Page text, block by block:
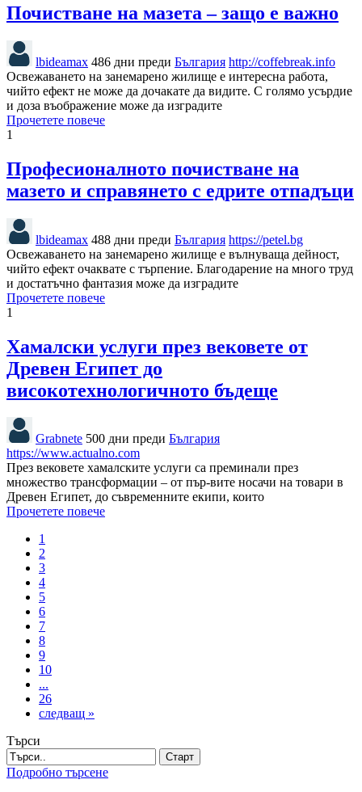
Почистване на мазета – защо е важно
lbideamax 486 дни преди България http://coffebreak.info
Освежаването на занемарено жилище е интересна работа,
чийто ефект не може да дочакате да видите. С голямо усърдие
и доза въображение може да изградите
Прочетете повече
1
Професионалното почистване на
мазето и справянето с едрите отпадъци
lbideamax 488 дни преди България https://petel.bg
Освежаването на занемарено жилище е вълнуваща дейност,
чийто ефект очаквате с търпение. Благодарение на много труд
и достатъчно фантазия може да изградите
Прочетете повече
1
Хамалски услуги през вековете от
Древен Египет до
високотехнологичното бъдеще
Grabnete 500 дни преди България
https://www.actualno.com
През вековете хамалските услуги са преминали през
множество трансформации – от пър-вите носачи на товари в
Древен Египет, до съвременните екипи, които
Прочетете повече
1
2
3
4
5
6
7
8
9
10
...
26
следващ »
Търси
Старт
Подробно търсене